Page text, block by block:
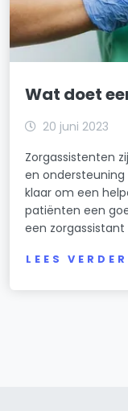
Wat doet
20 juni 2023
Zorgassistenten
en
klaar om een
patiënten een
een
LEES VERDER